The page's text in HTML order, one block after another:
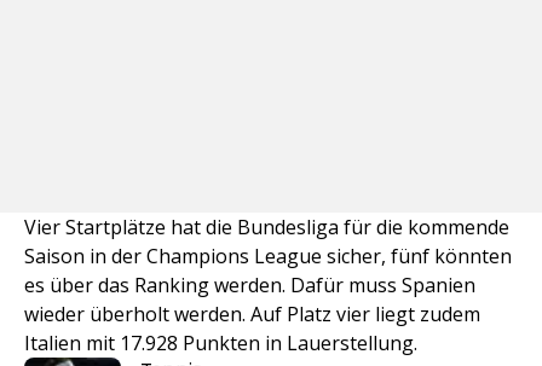
Vier Startplätze hat die Bundesliga für die kommende
Saison in der Champions League sicher, fünf könnten
es über das Ranking werden. Dafür muss Spanien
wieder überholt werden. Auf Platz vier liegt zudem
Italien mit 17.928 Punkten in Lauerstellung.